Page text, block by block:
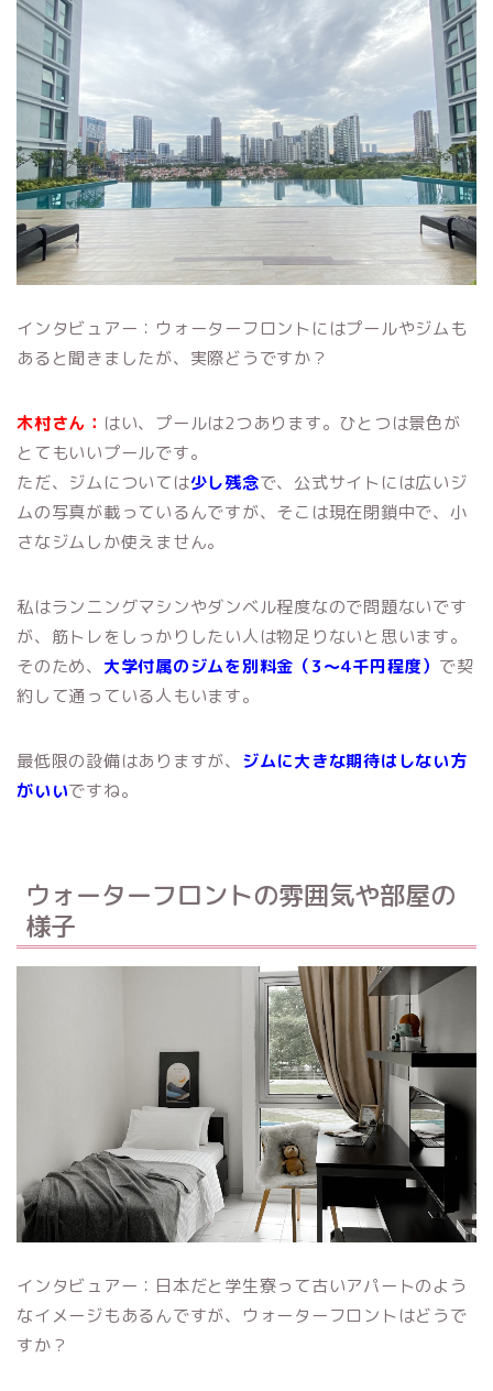
インタビュアー：ウォーターフロントにはプールやジムも
あると聞きましたが、実際どうですか？
木村さん： はい、プールは2つあります。ひとつは景色が
とてもいいプールです。
ただ、ジムについては少し残念で、公式サイトには広いジ
ムの写真が載っているんですが、そこは現在閉鎖中で、小
さなジムしか使えません。
私はランニングマシンやダンベル程度なので問題ないです
が、筋トレをしっかりしたい人は物足りないと思います。
そのため、 大学付属のジムを別料金（3〜4千円程度） で契
約して通っている人もいます。
最低限の設備はありますが、 ジムに大きな期待はしない方
がいいですね。
ウォーターフロントの雰囲気や部屋の
様子
インタビュアー：日本だと学生寮って古いアパートのよう
なイメージもあるんですが、ウォーターフロントはどうで
すか？